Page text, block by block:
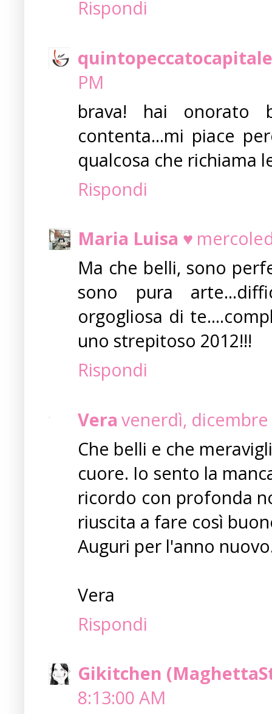
Rispondi
PM
brava! hai onorato
contenta...mi piace
qualcosa che richiama
Rispondi
Maria Luisa ♥
Ma che belli, sono
sono pura
orgogliosa di
uno strepitoso 2012!!!
Rispondi
Vera venerdì, dicembre
Che belli e che
cuore. Io sento la
ricordo con profonda
riuscita a fare così
Auguri per l'anno
Vera
Rispondi
Gikitchen
8:13:00 AM